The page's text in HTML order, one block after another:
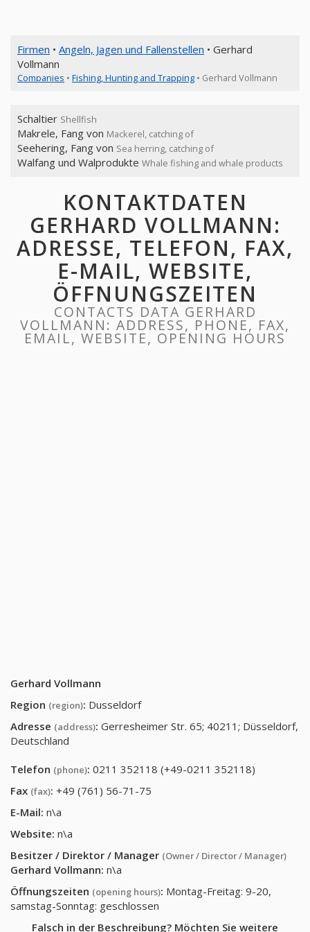
Firmen • Angeln, Jagen und Fallenstellen • Gerhard
Vollmann
Companies • Fishing, Hunting and Trapping • Gerhard Vollmann
Schaltier Shellfish
Makrele, Fang von Mackerel, catching of
Seehering, Fang von Sea herring, catching of
Walfang und Walprodukte Whale fishing and whale products
KONTAKTDATEN
GERHARD VOLLMANN:
ADRESSE, TELEFON, FAX,
E-MAIL, WEBSITE,
ÖFFNUNGSZEITEN
CONTACTS DATA GERHARD
VOLLMANN: ADDRESS, PHONE, FAX,
EMAIL, WEBSITE, OPENING HOURS
Gerhard Vollmann
Region (region): Dusseldorf
Adresse (address): Gerresheimer Str. 65; 40211; Düsseldorf,
Deutschland
Telefon (phone): 0211 352118 (+49-0211 352118)
Fax (fax): +49 (761) 56-71-75
E-Mail: n\a
Website: n\a
Besitzer / Direktor / Manager (Owner / Director / Manager)
Gerhard Vollmann: n\a
Öffnungszeiten (opening hours): Montag-Freitag: 9-20,
samstag-Sonntag: geschlossen
Falsch in der Beschreibung? Möchten Sie weitere